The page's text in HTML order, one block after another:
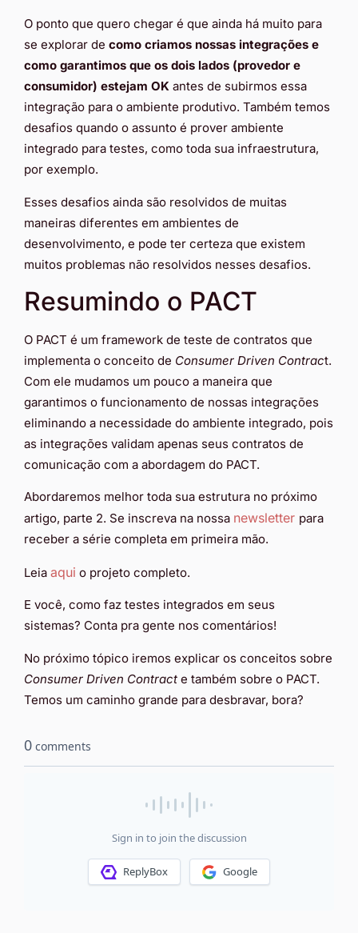
O ponto que quero chegar é que ainda há muito para
se explorar de como criamos nossas integrações e
como garantimos que os dois lados (provedor e
consumidor) estejam OK antes de subirmos essa
integração para o ambiente produtivo. Também temos
desafios quando o assunto é prover ambiente
integrado para testes, como toda sua infraestrutura,
por exemplo.
Esses desafios ainda são resolvidos de muitas
maneiras diferentes em ambientes de
desenvolvimento, e pode ter certeza que existem
muitos problemas não resolvidos nesses desafios.
Resumindo o PACT
O PACT é um framework de teste de contratos que
implementa o conceito de Consumer Driven Contract.
Com ele mudamos um pouco a maneira que
garantimos o funcionamento de nossas integrações
eliminando a necessidade do ambiente integrado, pois
as integrações validam apenas seus contratos de
comunicação com a abordagem do PACT.
Abordaremos melhor toda sua estrutura no próximo
artigo, parte 2. Se inscreva na nossa newsletter para
receber a série completa em primeira mão.
Leia aqui o projeto completo.
E você, como faz testes integrados em seus
sistemas? Conta pra gente nos comentários!
No próximo tópico iremos explicar os conceitos sobre
Consumer Driven Contract e também sobre o PACT.
Temos um caminho grande para desbravar, bora?